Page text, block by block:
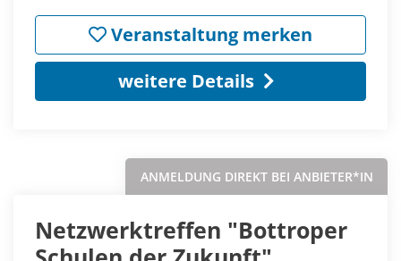
Veranstaltung merken
weitere Details
ANMELDUNG DIREKT BEI ANBIETER*IN
Netzwerktreffen "Bottroper